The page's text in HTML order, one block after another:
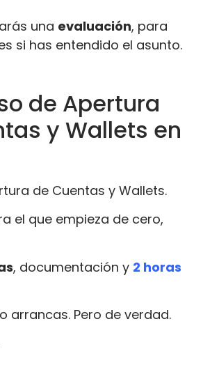
una evaluación, para
si has entendido el asunto.
de Apertura
y Wallets en
de Cuentas y Wallets.
el que empieza de cero,
, documentación y 2 horas
arrancas. Pero de verdad.